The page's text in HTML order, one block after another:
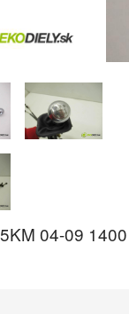
04-09